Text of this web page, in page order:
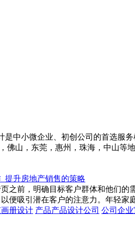
中小微企业、初创公司的首选服
山，东莞，惠州，珠海，中山等地
提升房地产销售的策略
之前，明确目标客户群体和他们的
便吸引潜在客户的注意力。年轻家
册设计 产品产品设计公司 公司企